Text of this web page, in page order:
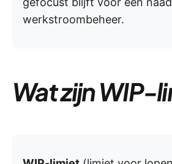
werkstroombeheer.
Wat zijn WIP-